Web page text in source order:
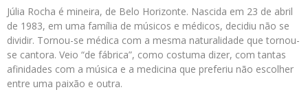
Júlia Rocha é mineira, de Belo Horizonte. Nascida em 23 de abril
de 1983, em uma família de músicos e médicos, decidiu não se
dividir. Tornou-se médica com a mesma naturalidade que tornou-
se cantora. Veio “de fábrica”, como costuma dizer, com tantas
afinidades com a música e a medicina que preferiu não escolher
entre uma paixão e outra.